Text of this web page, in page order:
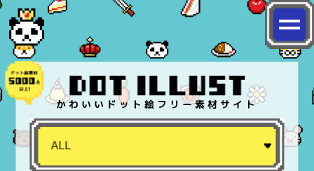
かわいいドット絵フリー素材サイト